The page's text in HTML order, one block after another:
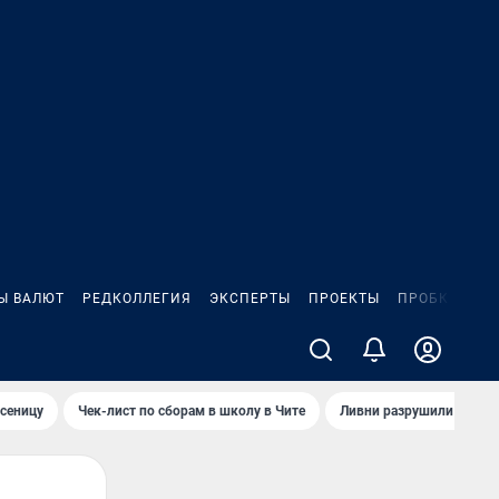
ВАЛЮТ РЕДКОЛЛЕГИЯ ЭКСПЕРТЫ ПРОЕКТЫ ПРОБКИ
Чек-лист по сборам в школу в Чите Ливни разрушили